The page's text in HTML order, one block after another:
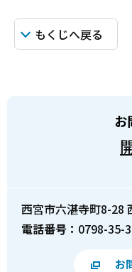
もくじへ戻る
お
西宮市六湛寺町8-28
電話番号： 0798-35-
お